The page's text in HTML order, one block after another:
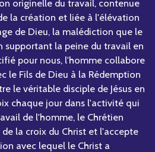
originelle du travail, contenue
la création et liée à l'élévation
de Dieu, la malédiction que le
supportant la peine du travail en
pour nous, l'homme collabore
le Fils de Dieu à la Rédemption
le véritable disciple de Jésus en
chaque jour dans l'activité qui
de l'homme, le Chrétien
la croix du Christ et l'accepte
avec lequel le Christ a